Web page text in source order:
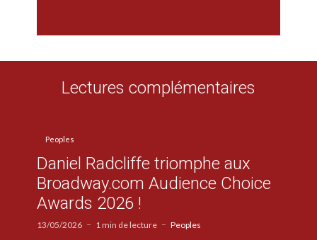
Lectures complémentaires
Peoples
Daniel Radcliffe triomphe aux
Broadway.com Audience Choice
Awards 2026 !
13/05/2026 1 min de lecture Peoples